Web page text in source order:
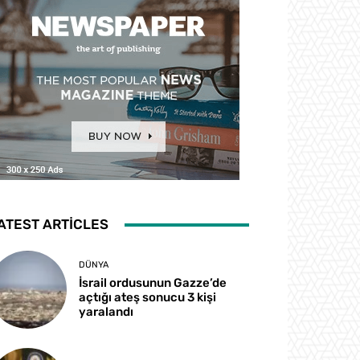
ARTICLES
DÜNYA
İsrail ordusunun Gazze’de
açtığı ateş sonucu 3 kişi
yaralandı